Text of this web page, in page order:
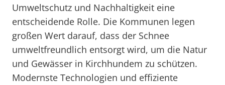
Umweltschutz und Nachhaltigkeit eine
entscheidende Rolle. Die Kommunen legen
großen Wert darauf, dass der Schnee
umweltfreundlich entsorgt wird, um die Natur
und Gewässer in Kirchhundem zu schützen.
Modernste Technologien und effiziente